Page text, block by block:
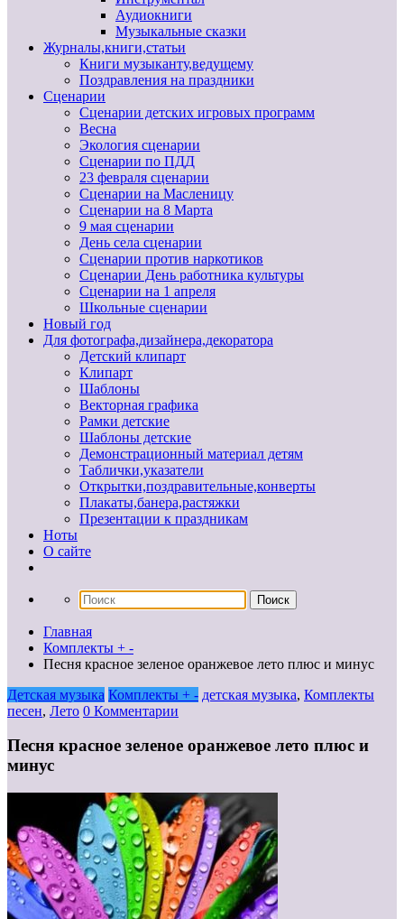
Аудиокниги
Музыкальные сказки
Журналы,книги,статьи
Книги музыканту,ведущему
Поздравления на праздники
Сценарии
Сценарии детских игровых программ
Весна
Экология сценарии
Сценарии по ПДД
23 февраля сценарии
Сценарии на Масленицу
Сценарии на 8 Марта
9 мая сценарии
День села сценарии
Сценарии против наркотиков
Сценарии День работника культуры
Сценарии на 1 апреля
Школьные сценарии
Новый год
Для фотографа,дизайнера,декоратора
Детский клипарт
Клипарт
Шаблоны
Векторная графика
Рамки детские
Шаблоны детские
Демонстрационный материал детям
Таблички,указатели
Открытки,поздравительные,конверты
Плакаты,банера,растяжки
Презентации к праздникам
Ноты
О сайте
Главная
Комплекты + -
Песня красное зеленое оранжевое лето плюс и минус
Детская музыка Комплекты + - детская музыка, Комплекты
песен, Лето 0 Комментарии
Песня красное зеленое оранжевое лето плюс и
минус